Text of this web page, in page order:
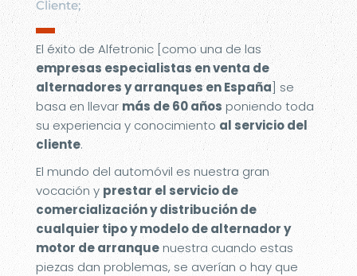
Cliente;
▬
El éxito de Alfetronic [como una de las
empresas especialistas en venta de
alternadores y arranques en España] se
basa en llevarmás de 60 añosponiendo toda
su experiencia y conocimiento al servicio del
cliente.
El mundo del automóvil es nuestra gran
vocación yprestar el servicio de
comercialización y distribución de
cualquier tipo y modelo de alternador y
motor de arranquenuestra cuando estas
piezas dan problemas, se averían o hay que